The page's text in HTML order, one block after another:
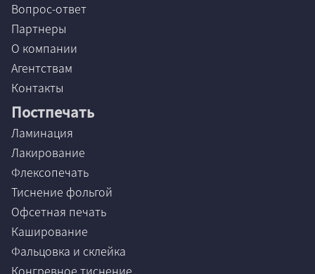
Вопрос-ответ
Партнеры
О компании
Агентствам
Контакты
Постпечать
Ламинация
Лакирование
Флексопечать
Тиснение фольгой
Офсетная печать
Каширование
Фальцовка и склейка